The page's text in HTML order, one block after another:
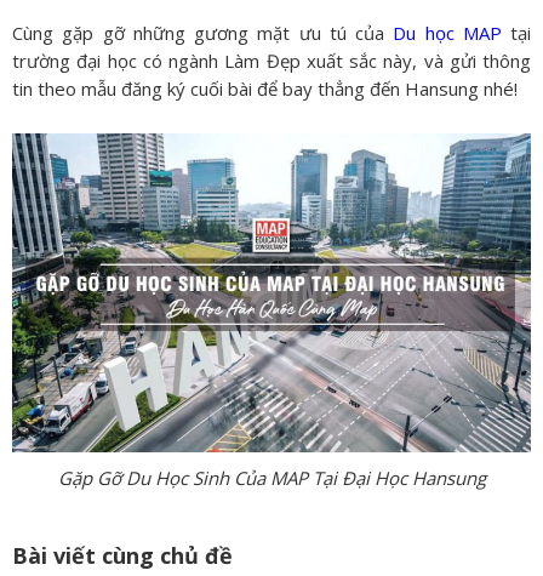
Cùng gặp gỡ những gương mặt ưu tú của Du học MAP tại
trường đại học có ngành Làm Đẹp xuất sắc này, và gửi thông
tin theo mẫu đăng ký cuối bài để bay thẳng đến Hansung nhé!
Gặp Gỡ Du Học Sinh Của MAP Tại Đại Học Hansung
Bài viết cùng chủ đề